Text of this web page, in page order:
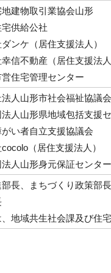
建物取引業協会山形
供給公社
ンケ（居住支援法人）
信不動産（居住支援法人
住宅管理センター
人山形市社会福祉協議会
人山形県地域包括支援
い者自立支援協議会
（居住支援法人）
人山形身元保証センタ
長、まちづくり政策部長
地域共生社会課及び住